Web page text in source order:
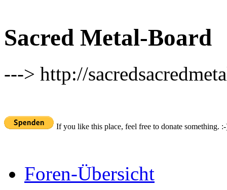
Sacred Metal-Board
---> http://
If you like this place, feel free to donate something.
Foren-Übersicht